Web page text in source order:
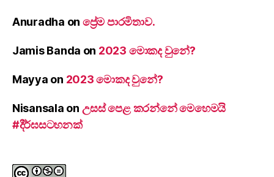
Anuradha on ප්‍රේම පාරමිතාව.
Jamis Banda on 2023 මොකද වුනේ?
Mayya on 2023 මොකද වුනේ?
Nisansala on උසස් පෙළ කරන්නේ මෙහෙමයි
#දීර්ඝසටහනක්